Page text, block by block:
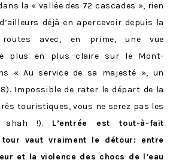
la « vallée des 72 cascades », rien
déjà en apercevoir depuis la
avec, en prime, une vue
plus en plus claire sur le Mont-
« Au service de sa majesté », un
Impossible de rater le départ de la
touristiques, vous ne serez pas les
ahah !). L’entrée est tout-à-fait
vaut vraiment le détour: entre
et la violence des chocs de l’eau